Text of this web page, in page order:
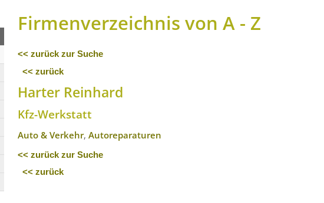
Firmenverzeichnis von A - Z
<< zurück zur Suche
<< zurück
Harter Reinhard
Kfz-Werkstatt
Auto & Verkehr,Autoreparaturen
<< zurück zur Suche
<< zurück